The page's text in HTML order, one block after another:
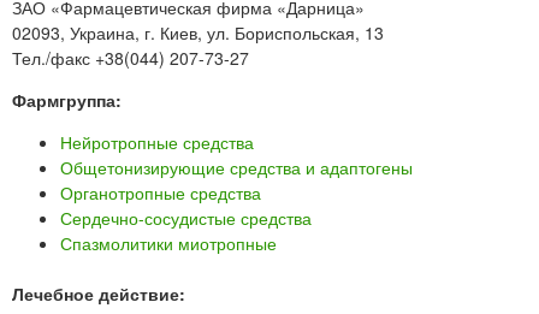
ЗАО «Фармацевтическая фирма «Дарница»
02093, Украина, г. Киев, ул. Бориспольская, 13
Тел./факс +38(044) 207-73-27
Фармгруппа:
Нейротропные средства
Общетонизирующие средства и адаптогены
Органотропные средства
Сердечно-сосудистые средства
Спазмолитики миотропные
Лечебное действие: